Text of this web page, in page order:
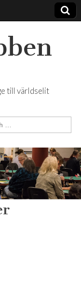
till världselit